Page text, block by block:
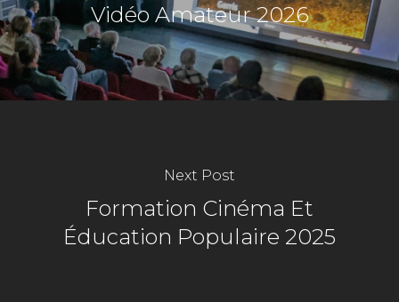
Vidéo Amateur 2026
Next Post
Formation Cinéma Et
Éducation Populaire 2025